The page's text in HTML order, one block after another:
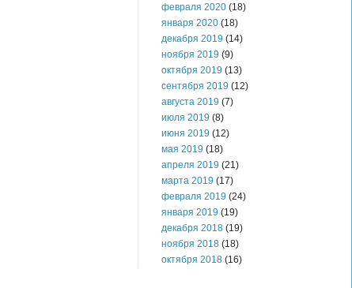
февраля 2020 (18)
января 2020 (18)
декабря 2019 (14)
ноября 2019 (9)
октября 2019 (13)
сентября 2019 (12)
августа 2019 (7)
июля 2019 (8)
июня 2019 (12)
мая 2019 (18)
апреля 2019 (21)
марта 2019 (17)
февраля 2019 (24)
января 2019 (19)
декабря 2018 (19)
ноября 2018 (18)
октября 2018 (16)